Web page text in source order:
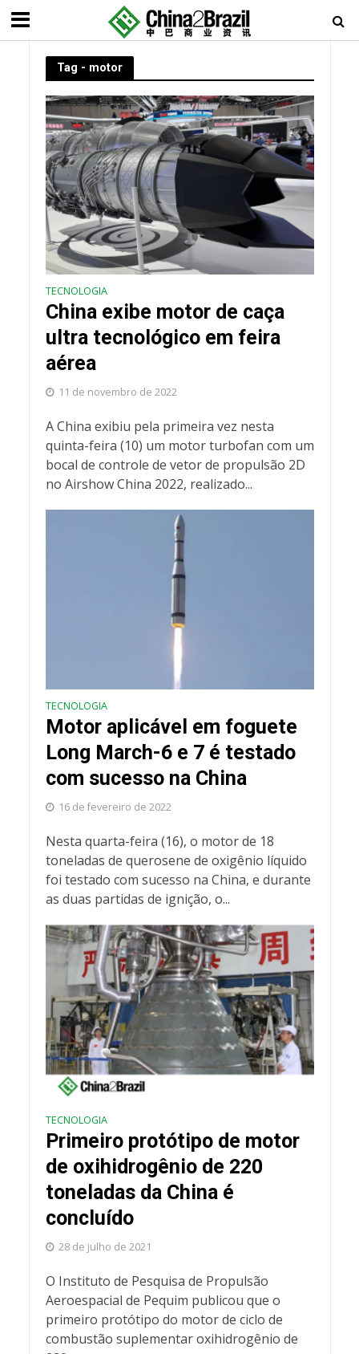
Tag - motor
TECNOLOGIA
China exibe mot​​or de caça
ultra tecnológico em feira
aérea
11 de novembro de 2022
A China exibiu pela primeira vez nesta
quinta-feira (10) um motor turbofan com um
bocal de controle de vetor de propulsão 2D
no Airshow China 2022, realizado...
TECNOLOGIA
Motor aplicável em foguete
Long March-6 e 7 é testado
com sucesso na China
16 de fevereiro de 2022
Nesta quarta-feira (16), o motor de 18
toneladas de querosene de oxigênio líquido
foi testado com sucesso na China, e durante
as duas partidas de ignição, o...
TECNOLOGIA
Primeiro protótipo de motor
de oxihidrogênio de 220
toneladas da China é
concluído
28 de julho de 2021
O Instituto de Pesquisa de Propulsão
Aeroespacial de Pequim publicou que o
primeiro protótipo do motor de ciclo de
combustão suplementar oxihidrogênio de